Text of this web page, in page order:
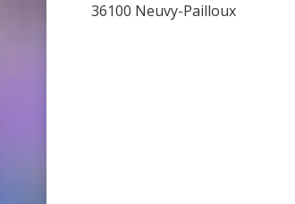
36100 Neuvy-Pailloux